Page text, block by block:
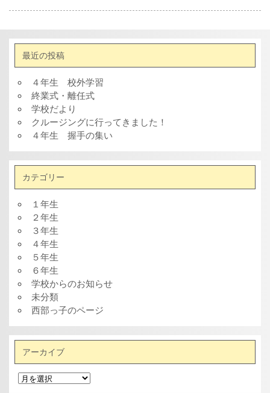
最近の投稿
４年生 校外学習
終業式・離任式
学校だより
クルージングに行ってきました！
４年生 握手の集い
カテゴリー
１年生
２年生
３年生
４年生
５年生
６年生
学校からのお知らせ
未分類
西部っ子のページ
アーカイブ
ア
ー